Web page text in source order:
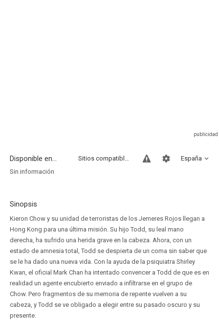
Disponible en... España
Sitios compatibles
Sin información
Sinopsis
Kieron Chow y su unidad de terroristas de los Jemeres Rojos llegan a
Hong Kong para una última misión. Su hijo Todd, su leal mano
derecha, ha sufrido una herida grave en la cabeza. Ahora, con un
estado de amnesia total, Todd se despierta de un coma sin saber que
se le ha dado una nueva vida. Con la ayuda de la psiquiatra Shirley
Kwan, el oficial Mark Chan ha intentado convencer a Todd de que es en
realidad un agente encubierto enviado a infiltrarse en el grupo de
Chow. Pero fragmentos de su memoria de repente vuelven a su
cabeza, y Todd se ve obligado a elegir entre su pasado oscuro y su
presente.